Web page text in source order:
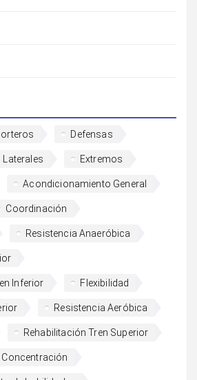
Defensas
Laterales Extremos
Acondicionamiento General
Coordinación
Resistencia Anaeróbica
Inferior Flexibilidad
Resistencia Aeróbica
Rehabilitación Tren Superior
Concentración